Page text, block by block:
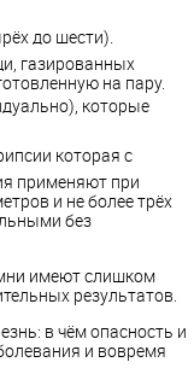
до шести).
газированных
на пару.
которые
которая с
применяют при
и не более трёх
без
имеют слишком
результатов.
в чём опасность и
и вовремя